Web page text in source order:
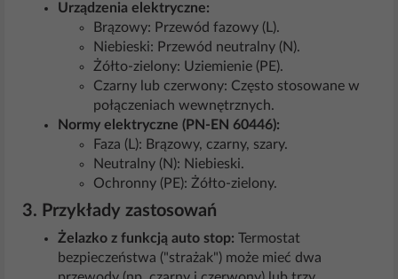
Urządzenia elektryczne:
Brązowy: Przewód fazowy (L).
Niebieski: Przewód neutralny (N).
Żółto-zielony: Uziemienie (PE).
Czarny lub czerwony: Często stosowane w
połączeniach wewnętrznych.
Normy elektryczne (PN-EN 60446):
Faza (L): Brązowy, czarny, szary.
Neutralny (N): Niebieski.
Ochronny (PE): Żółto-zielony.
3. Przykłady zastosowań
Żelazko z funkcją auto stop: Termostat
bezpieczeństwa ("strażak") może mieć dwa